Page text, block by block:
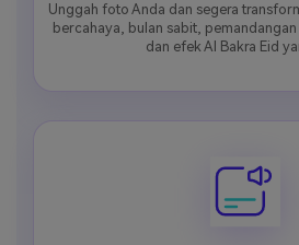
Unggah foto Anda dan segera
bercahaya, bulan sabit,
dan efek AI Bakra Eid